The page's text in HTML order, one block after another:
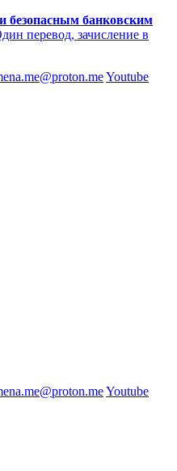
банковским
перевод, зачисление в
Youtube
Youtube